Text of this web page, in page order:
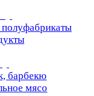
барбекю
мясо